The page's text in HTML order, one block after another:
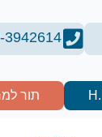
3942614
תור